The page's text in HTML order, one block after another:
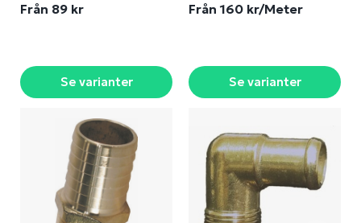
Från 89 kr
Se varianter
Från 160 kr/Meter
Se varianter